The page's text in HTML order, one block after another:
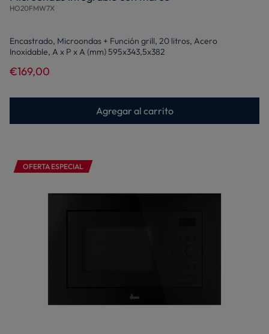
HO20FMW7X
Encastrado, Microondas + Función grill, 20 litros, Acero
Inoxidable, A x P x A (mm) 595x343,5x382
€169,00
Agregar al carrito
OFERTA ESPECIAL